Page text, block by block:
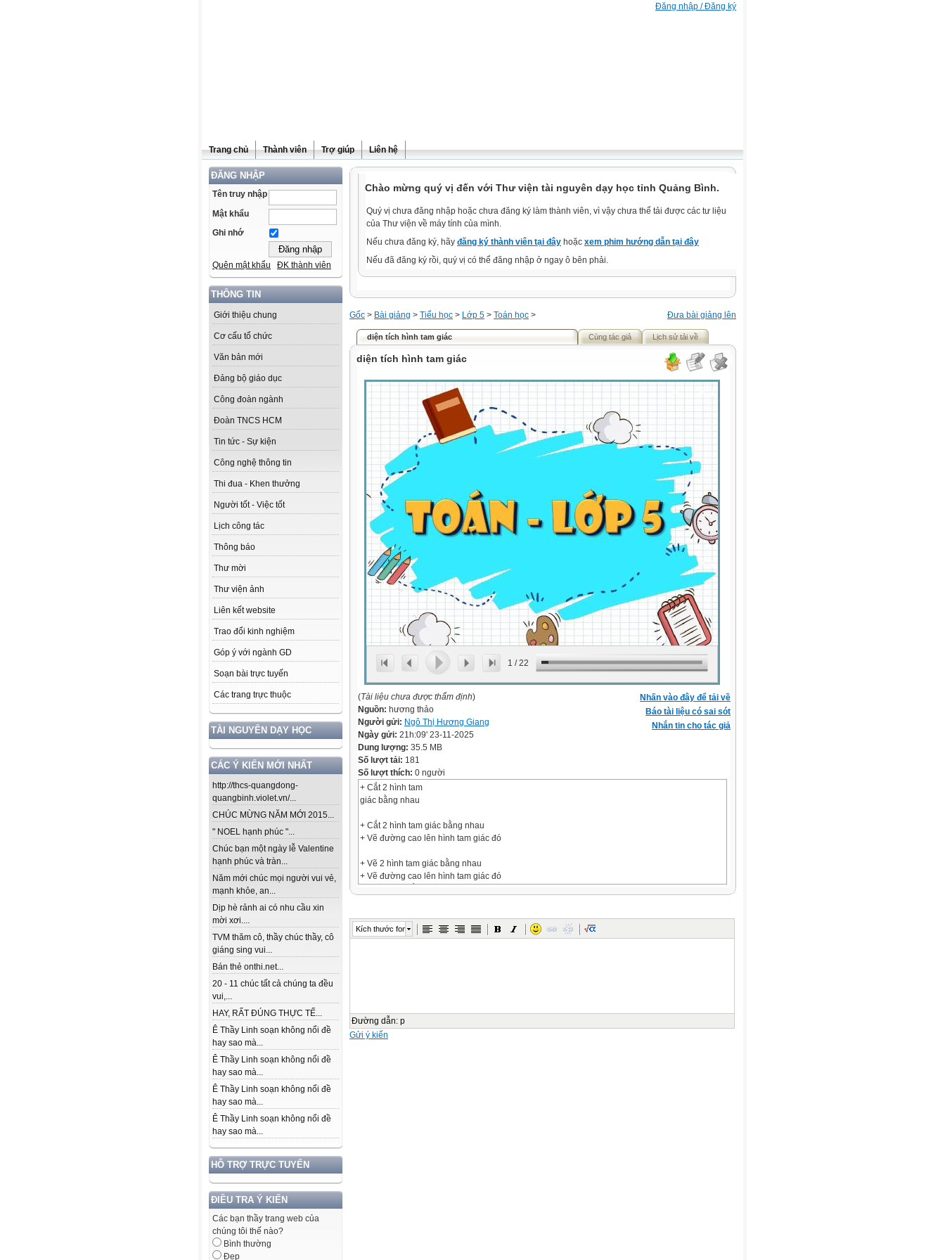
Đăng nhập / Đăng ký
Trang chủ Thành viên Trợ giúp Liên hệ
ĐĂNG NHẬP
Tên truy nhập
Mật khẩu
Ghi nhớ
Quên mật khẩu ĐK thành viên
THÔNG TIN
Giới thiệu chung
Cơ cấu tổ chức
Văn bản mới
Đảng bộ giáo dục
Công đoàn ngành
Đoàn TNCS HCM
Tin tức - Sự kiện
Công nghệ thông tin
Thi đua - Khen thưởng
Người tốt - Việc tốt
Lịch công tác
Thông báo
Thư mời
Thư viện ảnh
Liên kết website
Trao đổi kinh nghiệm
Góp ý với ngành GD
Soạn bài trực tuyến
Các trang trực thuộc
TÀI NGUYÊN DẠY HỌC
CÁC Ý KIẾN MỚI NHẤT
http://thcs-quangdong-
quangbinh.violet.vn/...
CHÚC MỪNG NĂM MỚI 2015...
" NOEL hạnh phúc "...
Chúc bạn một ngày lễ Valentine
hạnh phúc và tràn...
Năm mới chúc mọi người vui vẻ,
mạnh khỏe, an...
Dịp hè rảnh ai có nhu cầu xin
mời xơi....
TVM thăm cô, thầy chúc thầy, cô
giáng sing vui...
Bán thẻ onthi.net...
20 - 11 chúc tất cả chúng ta đều
vui,...
HAY, RẤT ĐÚNG THỰC TẾ...
Ê Thầy Linh soạn không nổi đề
hay sao mà...
Ê Thầy Linh soạn không nổi đề
hay sao mà...
Ê Thầy Linh soạn không nổi đề
hay sao mà...
Ê Thầy Linh soạn không nổi đề
hay sao mà...
HỖ TRỢ TRỰC TUYẾN
ĐIỀU TRA Ý KIẾN
Các bạn thầy trang web của
chúng tôi thế nào?
Bình thường
Đẹp
Chào mừng quý vị đến với Thư viện tài nguyên dạy học tỉnh Quảng Bình.
Quý vị chưa đăng nhập hoặc chưa đăng ký làm thành viên, vì vậy chưa thể tải được các tư liệu
của Thư viện về máy tính của mình.
Nếu chưa đăng ký, hãy đăng ký thành viên tại đây hoặc xem phim hướng dẫn tại đây
Nếu đã đăng ký rồi, quý vị có thể đăng nhập ở ngay ô bên phải.
Đưa bài giảng lên
Gốc > Bài giảng > Tiểu học > Lớp 5 > Toán học >
diện tích hình tam giác Cùng tác giả Lịch sử tải về
diện tích hình tam giác
1 /22
Nhấn vào đây để tải về
Báo tài liệu có sai sót
Nhắn tin cho tác giả
(Tài liệu chưa được thẩm định)
Nguồn: hương thảo
Người gửi: Ngô Thị Hương Giang
Ngày gửi: 21h:09' 23-11-2025
Dung lượng: 35.5 MB
Số lượt tải: 181
Số lượt thích: 0 người
+ Cắt 2 hình tam
giác bằng nhau
+ Cắt 2 hình tam giác bằng nhau
+ Vẽ đường cao lên hình tam giác đó
+ Vẽ 2 hình tam giác bằng nhau
+ Vẽ đường cao lên hình tam giác đó
+ Vẽ 2 hình tam giác bằng nhau
+ Vẽ đường cao lên hình tam giác đó
A
Kích thước font
Đường dẫn: p
Gửi ý kiến